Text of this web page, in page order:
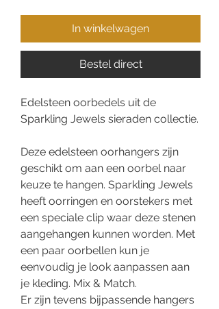
In winkelwagen
Bestel direct
Edelsteen oorbedels uit de
Sparkling Jewels sieraden collectie.
Deze edelsteen oorhangers zijn
geschikt om aan een oorbel naar
keuze te hangen. Sparkling Jewels
heeft oorringen en oorstekers met
een speciale clip waar deze stenen
aangehangen kunnen worden. Met
een paar oorbellen kun je
eenvoudig je look aanpassen aan
je kleding. Mix & Match.
Er zijn tevens bijpassende hangers